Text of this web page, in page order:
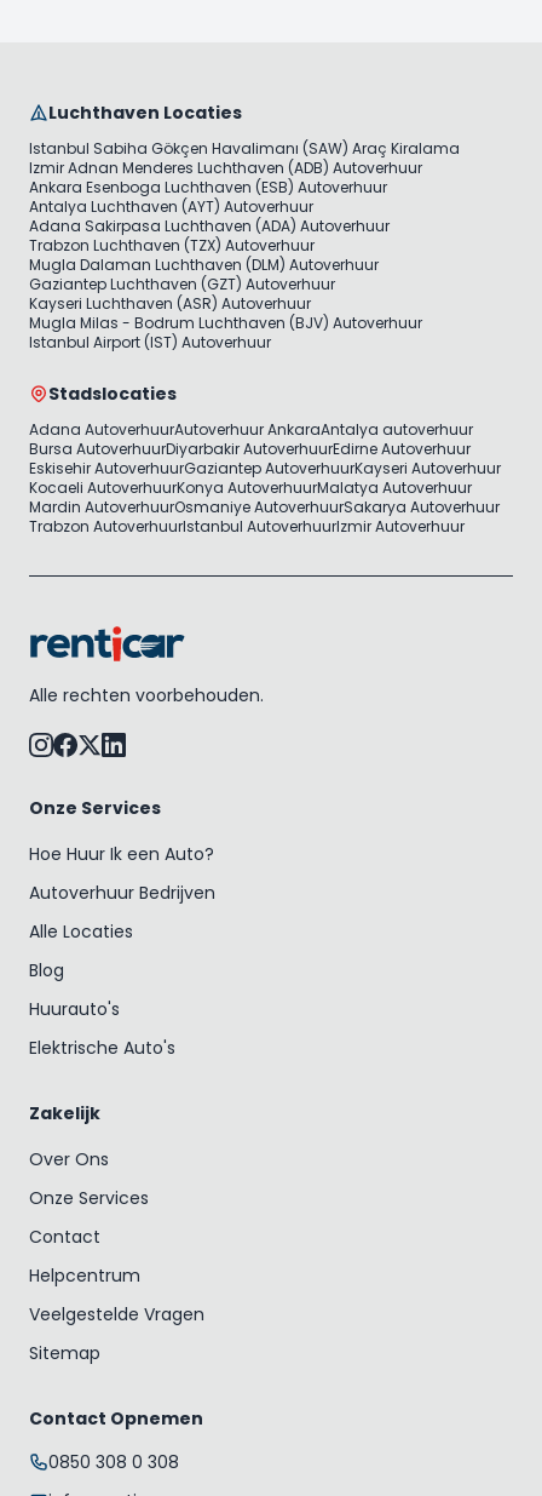
Luchthaven Locaties
Istanbul Sabiha Gökçen Havalimanı (SAW) Araç Kiralama
Izmir Adnan Menderes Luchthaven (ADB) Autoverhuur
Ankara Esenboga Luchthaven (ESB) Autoverhuur
Antalya Luchthaven (AYT) Autoverhuur
Adana Sakirpasa Luchthaven (ADA) Autoverhuur
Trabzon Luchthaven (TZX) Autoverhuur
Mugla Dalaman Luchthaven (DLM) Autoverhuur
Gaziantep Luchthaven (GZT) Autoverhuur
Kayseri Luchthaven (ASR) Autoverhuur
Mugla Milas - Bodrum Luchthaven (BJV) Autoverhuur
Istanbul Airport (IST) Autoverhuur
Stadslocaties
Adana AutoverhuurAutoverhuur AnkaraAntalya autoverhuur
Bursa AutoverhuurDiyarbakir AutoverhuurEdirne Autoverhuur
Eskisehir AutoverhuurGaziantep AutoverhuurKayseri Autoverhuur
Kocaeli AutoverhuurKonya AutoverhuurMalatya Autoverhuur
Mardin AutoverhuurOsmaniye AutoverhuurSakarya Autoverhuur
Trabzon AutoverhuurIstanbul AutoverhuurIzmir Autoverhuur
Alle rechten voorbehouden.
Onze Services
Hoe Huur Ik een Auto?
Autoverhuur Bedrijven
Alle Locaties
Blog
Huurauto's
Elektrische Auto's
Zakelijk
Over Ons
Onze Services
Contact
Helpcentrum
Veelgestelde Vragen
Sitemap
Contact Opnemen
0850 308 0 308